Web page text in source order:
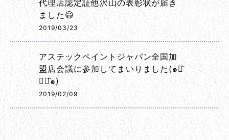
代理店認定証他沢山の表彰状が届き
ました😃
2019/03/23
アステックペイントジャパン全国加
盟店会議に参加してまいりました(๑･̑
◡･̑๑)
2019/02/09